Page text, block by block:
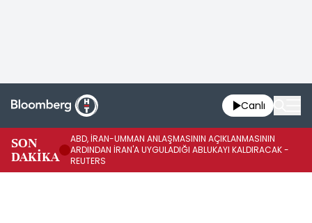
Canlı
SON
DAKİKA
ABD, İRAN-UMMAN ANLAŞMASININ AÇIKLANMASININ
ARDINDAN İRAN'A UYGULADIĞI ABLUKAYI KALDIRACAK -
REUTERS